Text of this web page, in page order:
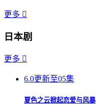
更多 
日本剧
更多 
6.0更新至05集
夏色之云掀起恋爱与风暴